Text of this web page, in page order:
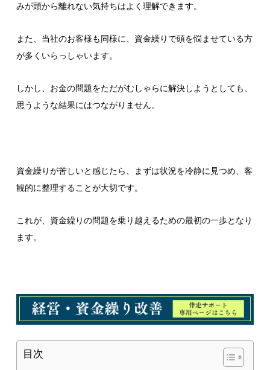
みが頭から離れない気持ちはよく理解できます。
また、当社のお客様も同様に、資金繰りで頭を悩ませている方
が多くいらっしゃいます。
しかし、お金の問題をただがむしゃらに解決しようとしても、
思うような結果にはつながりません。
資金繰りが苦しいと感じたら、まずは状況を冷静に見つめ、客
観的に整理することが大切です。
これが、資金繰りの問題を乗り越えるための最初の一歩となり
ます。
目次